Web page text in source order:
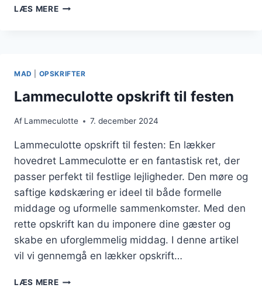
LÆS MERELAMMECULOTTE
MAD OPSKRIFTER
Lammeculotte opskrift til festen
Af Lammeculotte 7. december 2024
Lammeculotte opskrift til festen: En lækker
hovedret Lammeculotte er en fantastisk ret, der
passer perfekt til festlige lejligheder. Den møre og
saftige kødskæring er ideel til både formelle
middage og uformelle sammenkomster. Med den
rette opskrift kan du imponere dine gæster og
skabe en uforglemmelig middag. I denne artikel
vil vi gennemgå en lækker opskrift…
LÆS MERELAMMECULOTTE